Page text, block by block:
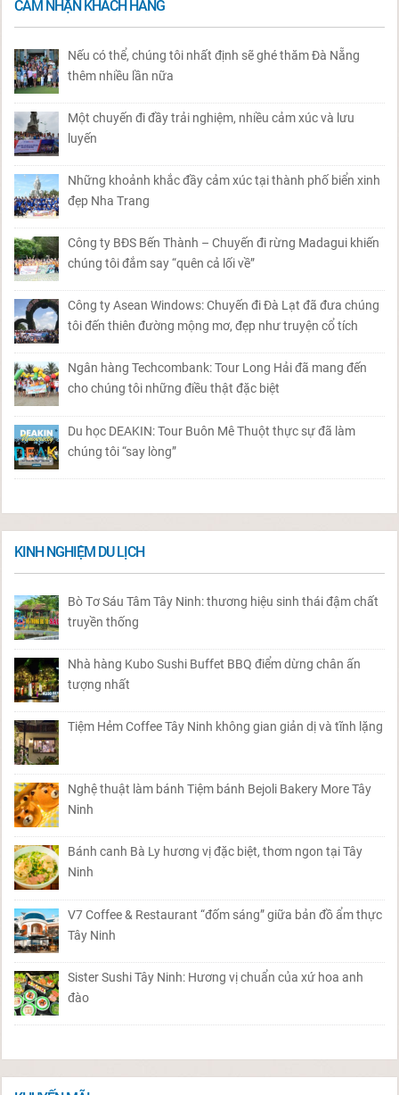
CẢM NHẬN KHÁCH HÀNG
Nếu có thể, chúng tôi nhất định sẽ ghé thăm Đà Nẵng
thêm nhiều lần nữa
Một chuyến đi đầy trải nghiệm, nhiều cảm xúc và lưu
luyến
Những khoảnh khắc đầy cảm xúc tại thành phố biển xinh
đẹp Nha Trang
Công ty BĐS Bến Thành – Chuyến đi rừng Madagui khiến
chúng tôi đắm say “quên cả lối về”
Công ty Asean Windows: Chuyến đi Đà Lạt đã đưa chúng
tôi đến thiên đường mộng mơ, đẹp như truyện cổ tích
Ngân hàng Techcombank: Tour Long Hải đã mang đến
cho chúng tôi những điều thật đặc biệt
Du học DEAKIN: Tour Buôn Mê Thuột thực sự đã làm
chúng tôi “say lòng”
KINH NGHIỆM DU LỊCH
Bò Tơ Sáu Tâm Tây Ninh: thương hiệu sinh thái đậm chất
truyền thống
Nhà hàng Kubo Sushi Buffet BBQ điểm dừng chân ấn
tượng nhất
Tiệm Hẻm Coffee Tây Ninh không gian giản dị và tĩnh lặng
Nghệ thuật làm bánh Tiệm bánh Bejoli Bakery More Tây
Ninh
Bánh canh Bà Ly hương vị đặc biệt, thơm ngon tại Tây
Ninh
V7 Coffee & Restaurant “đốm sáng” giữa bản đồ ẩm thực
Tây Ninh
Sister Sushi Tây Ninh: Hương vị chuẩn của xứ hoa anh
đào